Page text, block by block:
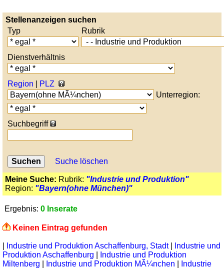
Stellenanzeigen suchen
Typ
Rubrik
Dienstverhältnis
Region
PLZ
Unterregion:
Suchbegriff
Suche löschen
Meine Suche: Rubrik: "Industrie und Produktion"
Region: "Bayern(ohne München)"
Ergebnis: 0 Inserate
Keinen Eintrag gefunden
Industrie und Produktion Aschaffenburg, Stadt|
Industrie und
Produktion Aschaffenburg
Industrie und Produktion
Miltenberg
Industrie und Produktion MÃ¼nchen
Industrie